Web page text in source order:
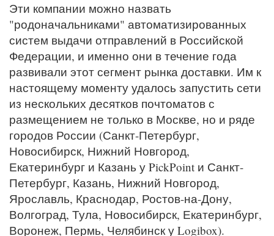
Эти компании можно назвать
"родоначальниками" автоматизированных
систем выдачи отправлений в Российской
Федерации, и именно они в течение года
развивали этот сегмент рынка доставки. Им к
настоящему моменту удалось запустить сети
из нескольких десятков почтоматов с
размещением не только в Москве, но и ряде
городов России (Санкт-Петербург,
Новосибирск, Нижний Новгород,
Екатеринбург и Казань у PickPoint и Санкт-
Петербург, Казань, Нижний Новгород,
Ярославль, Краснодар, Ростов-на-Дону,
Волгоград, Тула, Новосибирск, Екатеринбург,
Воронеж, Пермь, Челябинск у Logibox).